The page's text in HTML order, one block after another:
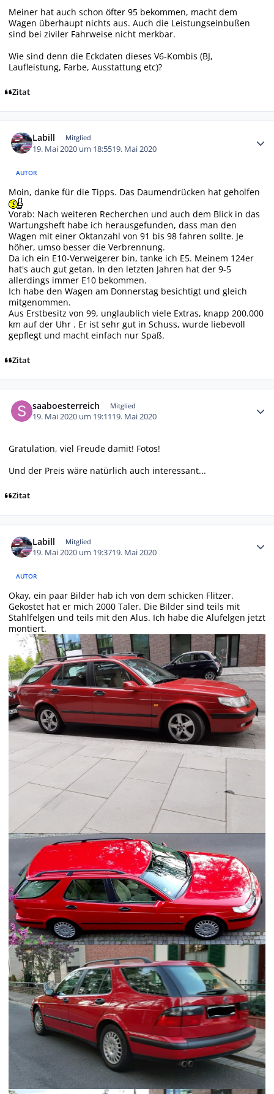
Meiner hat auch schon öfter 95 bekommen, macht dem
Wagen überhaupt nichts aus. Auch die Leistungseinbußen
sind bei ziviler Fahrweise nicht merkbar.
Wie sind denn die Eckdaten dieses V6-Kombis (BJ,
Laufleistung, Farbe, Ausstattung etc)?
Zitat
Labill Mitglied
19. Mai 2020 um 18:5519. Mai 2020
AUTOR
Moin, danke für die Tipps. Das Daumendrücken hat geholfen
Vorab: Nach weiteren Recherchen und auch dem Blick in das
Wartungsheft habe ich herausgefunden, dass man den
Wagen mit einer Oktanzahl von 91 bis 98 fahren sollte. Je
höher, umso besser die Verbrennung.
Da ich ein E10-Verweigerer bin, tanke ich E5. Meinem 124er
hat's auch gut getan. In den letzten Jahren hat der 9-5
allerdings immer E10 bekommen.
Ich habe den Wagen am Donnerstag besichtigt und gleich
mitgenommen.
Aus Erstbesitz von 99, unglaublich viele Extras, knapp 200.000
km auf der Uhr . Er ist sehr gut in Schuss, wurde liebevoll
gepflegt und macht einfach nur Spaß.
Zitat
saaboesterreich Mitglied
19. Mai 2020 um 19:1119. Mai 2020
Gratulation, viel Freude damit! Fotos!
Und der Preis wäre natürlich auch interessant...
Zitat
Labill Mitglied
19. Mai 2020 um 19:3719. Mai 2020
AUTOR
Okay, ein paar Bilder hab ich von dem schicken Flitzer.
Gekostet hat er mich 2000 Taler. Die Bilder sind teils mit
Stahlfelgen und teils mit den Alus. Ich habe die Alufelgen jetzt
montiert.